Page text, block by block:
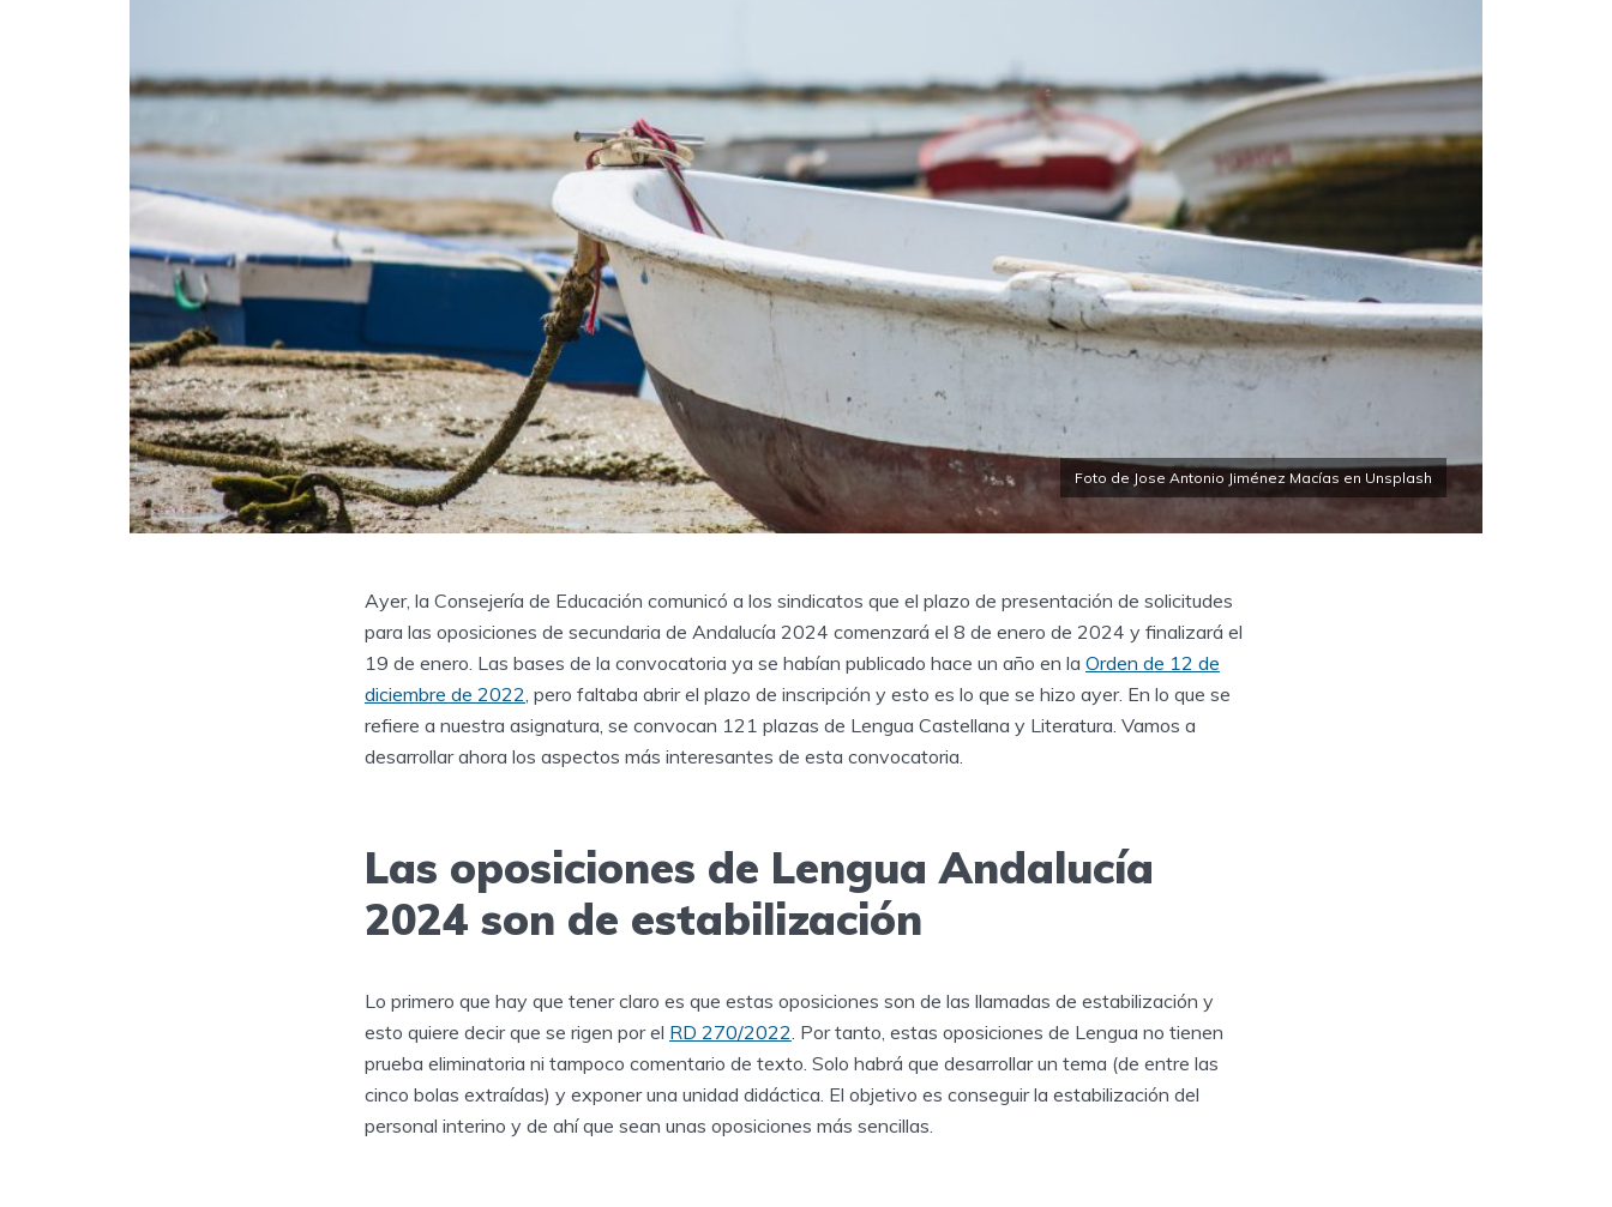
Foto de Jose Antonio Jiménez Macías en Unsplash
Ayer, la Consejería de Educación comunicó a los sindicatos que el plazo de presentación de solicitudes
para las oposiciones de secundaria de Andalucía 2024 comenzará el 8 de enero de 2024 y finalizará el
19 de enero. Las bases de la convocatoria ya se habían publicado hace un año en la Orden de 12 de
diciembre de 2022, pero faltaba abrir el plazo de inscripción y esto es lo que se hizo ayer. En lo que se
refiere a nuestra asignatura, se convocan 121 plazas de Lengua Castellana y Literatura. Vamos a
desarrollar ahora los aspectos más interesantes de esta convocatoria.
Las oposiciones de Lengua Andalucía
2024 son de estabilización
Lo primero que hay que tener claro es que estas oposiciones son de las llamadas de estabilización y
esto quiere decir que se rigen por el RD 270/2022 . Por tanto, estas oposiciones de Lengua no tienen
prueba eliminatoria ni tampoco comentario de texto. Solo habrá que desarrollar un tema (de entre las
cinco bolas extraídas) y exponer una unidad didáctica. El objetivo es conseguir la estabilización del
personal interino y de ahí que sean unas oposiciones más sencillas.